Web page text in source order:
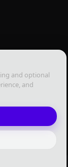
and optional
and
日本語